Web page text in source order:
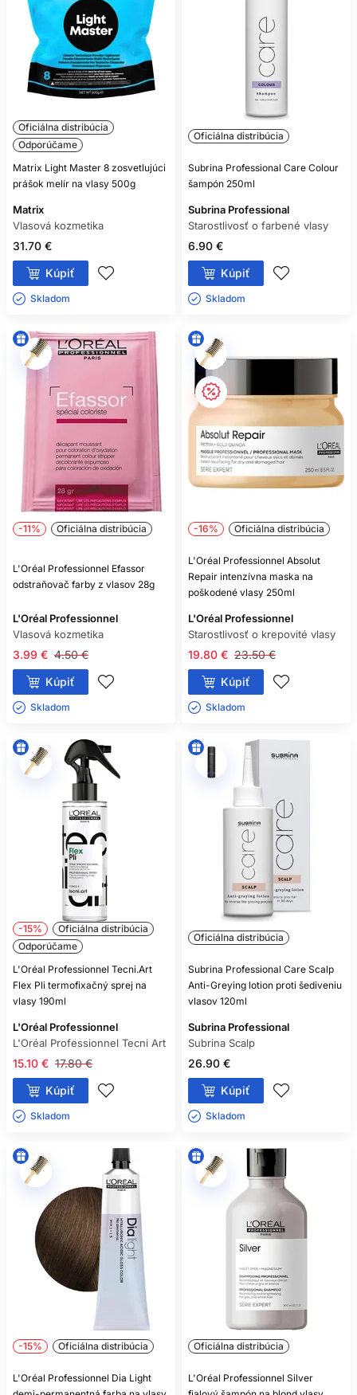
Oficiálna distribúcia
Odporúčame
Matrix Light Master 8 zosvetlujúci
prášok melír na vlasy 500g
Matrix
Vlasová kozmetika
31.70 €
Kúpiť
Skladom ㅤ
Oficiálna distribúcia
Subrina Professional Care Colour
šampón 250ml
Subrina Professional
Starostlivosť o farbené vlasy
6.90 €
Kúpiť
Skladom ㅤ
-11% Oficiálna distribúcia
L'Oréal Professionnel Efassor
odstraňovač farby z vlasov 28g
L'Oréal Professionnel
Vlasová kozmetika
4.50 €
3.99 €
Kúpiť
Skladom ㅤ
-16% Oficiálna distribúcia
L'Oréal Professionnel Absolut
Repair intenzívna maska na
poškodené vlasy 250ml
L'Oréal Professionnel
Starostlivosť o krepovité vlasy
23.50 €
19.80 €
Kúpiť
Skladom ㅤ
-15%
Oficiálna distribúcia
Odporúčame
L'Oréal Professionnel Tecni.Art
Flex Pli termofixačný sprej na
vlasy 190ml
L'Oréal Professionnel
L'Oréal Professionnel Tecni Art
17.80 €
15.10 €
Kúpiť
Skladom ㅤ
Oficiálna distribúcia
Subrina Professional Care Scalp
Anti-Greying lotion proti šediveniu
vlasov 120ml
Subrina Professional
Subrina Scalp
26.90 €
Kúpiť
Skladom ㅤ
-15% Oficiálna distribúcia
L'Oréal Professionnel Dia Light
Oficiálna distribúcia
L'Oréal Professionnel Silver